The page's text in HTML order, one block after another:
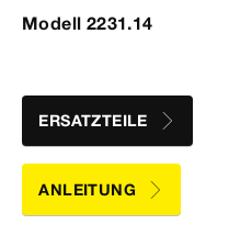
Modell 2231.14
ERSATZTEILE
ANLEITUNG